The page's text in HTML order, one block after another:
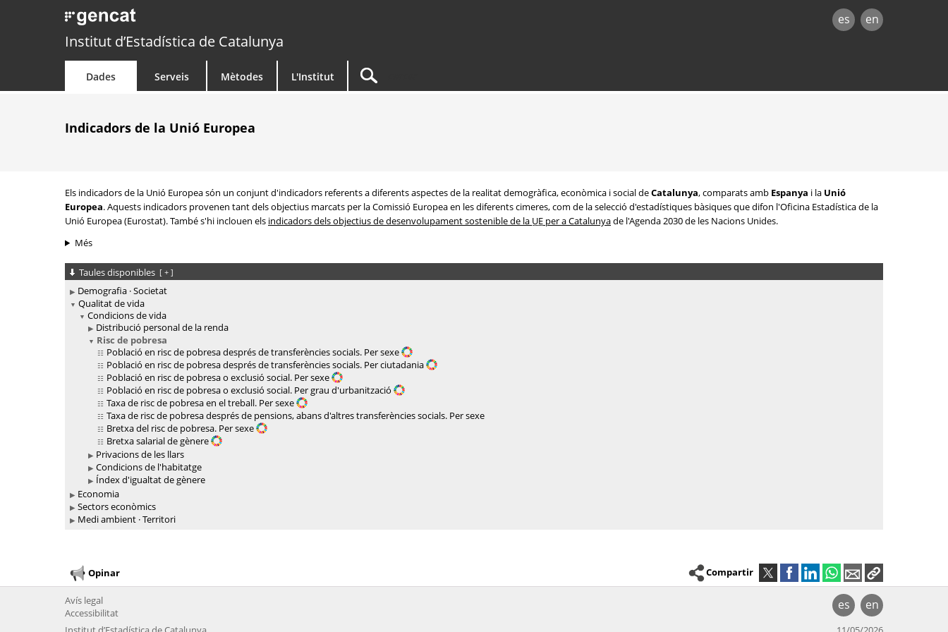
es en
Institut d’Estadística de Catalunya
Dades Serveis Mètodes L'Institut
Indicadors de la Unió Europea
Els indicadors de la Unió Europea són un conjunt d'indicadors referents a diferents aspectes de la realitat demogràfica, econòmica i social deCatalunya, comparats amb Espanya i la Unió
Europea. Aquests indicadors provenen tant dels objectius marcats per la Comissió Europea en les diferents cimeres, com de la selecció d'estadístiques bàsiques que difon l'Oficina Estadística de la
Unió Europea (Eurostat). També s'hi inclouen els indicadors dels objectius de desenvolupament sostenible de la UE per a Catalunyade l'Agenda 2030 de les Nacions Unides.
Més
Taules disponibles [ + ]
Demografia · Societat
Qualitat de vida
Condicions de vida
Distribució personal de la renda
Risc de pobresa
Població en risc de pobresa després de transferències socials. Per sexe
Població en risc de pobresa després de transferències socials. Per ciutadania
Població en risc de pobresa o exclusió social. Per sexe
Població en risc de pobresa o exclusió social. Per grau d'urbanització
Taxa de risc de pobresa en el treball. Per sexe
Taxa de risc de pobresa després de pensions, abans d'altres transferències socials. Per sexe
Bretxa del risc de pobresa. Per sexe
Bretxa salarial de gènere
Privacions de les llars
Condicions de l'habitatge
Índex d'igualtat de gènere
Economia
Sectors econòmics
Medi ambient · Territori
Opinar Compartir
es en
Avís legal
Accessibilitat